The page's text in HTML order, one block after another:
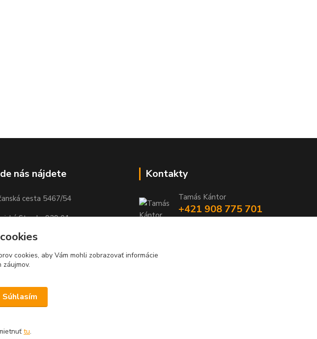
nás nájdete
cesta 5467/54
Streda, 929 01
Kontakty
Tamás Kántor
+421 908 775 701
cookies, aby Vám mohli zobrazovať informácie
záujmov.
Súhlasím
tu.